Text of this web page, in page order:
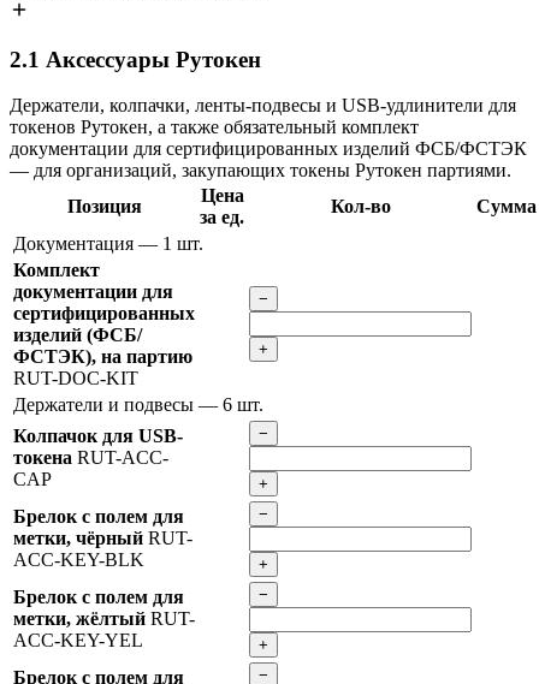
2.1 Аксессуары Рутокен
Держатели, колпачки, ленты-подвесы и USB-удлинители для
токенов Рутокен, а также обязательный комплект
документации для сертифицированных изделий ФСБ/ФСТЭК
— для организаций, закупающих токены Рутокен партиями.
Позиция
Цена
за ед.
Кол-во
Сумма
Документация — 1 шт.
Комплект
документации для
сертифицированных
изделий (ФСБ/
ФСТЭК), на партию
RUT-DOC-KIT
−
+
Держатели и подвесы — 6 шт.
Колпачок для USB-
токена RUT-ACC-
CAP
−
+
Брелок с полем для
метки, чёрный RUT-
ACC-KEY-BLK
−
+
Брелок с полем для
метки, жёлтый RUT-
ACC-KEY-YEL
−
+
Брелок с полем для −